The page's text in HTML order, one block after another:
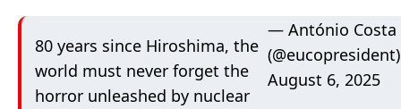
80 years since Hiroshima, the
world must never forget the
horror unleashed by nuclear
— António Costa
(@eucopresident)
August 6, 2025